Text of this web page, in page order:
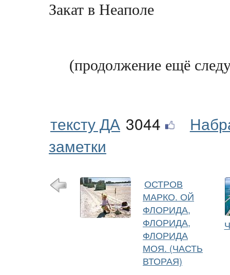
Закат в Неаполе
(продолжение ещё
тексту ДА 3044
заметки
ОСТРОВ
МАРКО. ОЙ
ФЛОРИДА,
ФЛОРИДА,
ФЛОРИДА
МОЯ. (ЧАСТЬ
ВТОРАЯ)